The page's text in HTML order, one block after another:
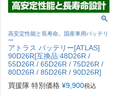
高安定性能と長寿命。国産車用バッテリ
ー
アトラス バッテリー[ATLAS]
90D26R[互換品:48D26R /
55D26R / 65D26R / 75D26R /
80D26R / 85D26R / 90D26R]
買援隊 特別価格 ¥9,900税込